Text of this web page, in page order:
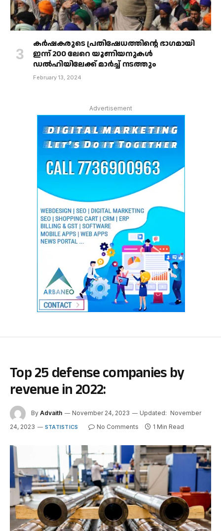
കർഷകരുടെ പ്രതിഷേധത്തിൻ്റെ ഭാഗമായി
ഇന്ന് 200 ലേറെ യൂണിയനുകൾ
ഡൽഹിയിലേക്ക് മാർച്ച് നടത്തും
February 13, 2024
Advertisement
Top 25 defense companies by
revenue in 2022:
By Advaith November 24, 2023 Updated: November
24, 2023
STATISTICS No Comments 1 Min Read